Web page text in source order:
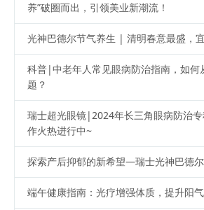
养”破圈而出，引领美业新潮流！
光神巴德尔节气养生 | 清明春意最盛，
科普|中老年人常见眼病防治指南，如何
题？
瑞士超光眼镜|2024年长三角眼病防治
作火热进行中~
探索产后抑郁的新希望—瑞士光神巴德
端午健康指南：光疗增强体质，提升阳